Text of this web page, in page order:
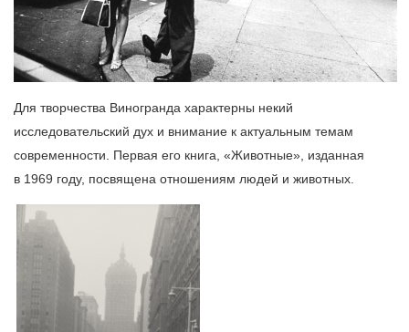
Для творчества Виногранда характерны некий
исследовательский дух и внимание к актуальным темам
современности. Первая его книга, «Животные», изданная
в 1969 году, посвящена отношениям людей и животных.